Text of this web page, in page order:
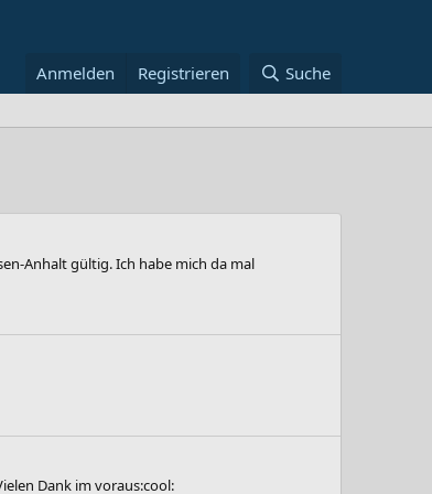
Anmelden Registrieren Suche
Anhalt gültig. Ich habe mich da mal
Dank im voraus:cool: